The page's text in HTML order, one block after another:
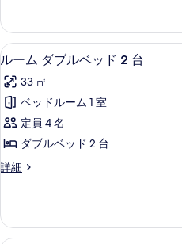
ナ
ー
の
す
べ
て
の
写
を
表
ナ
ー
の
詳
細
ル
ベ
ッ
ド
2
台
の
す
の
ー
ム
ダ
ル
ベ
ド
2
の
ル
ー
ム
ダ
ブ
ル
ベ
ド
2
8
ルーム ダブルベッド 2 台
33 ㎡
ベッドルーム 1 室
定員 4 名
ダブルベッド 2 台
詳細
ル
ブ
ル